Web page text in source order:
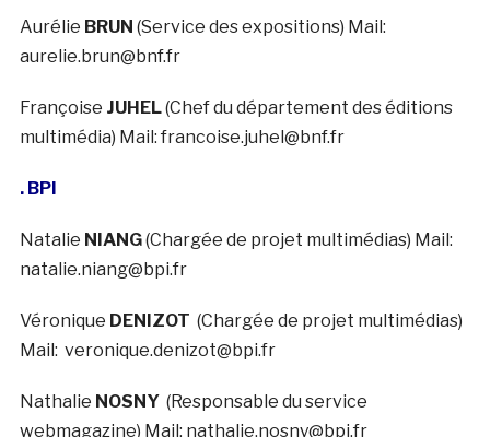
Aurélie BRUN (Service des expositions) Mail:
aurelie.brun@bnf.fr
Françoise JUHEL(Chef du département des éditions
multimédia) Mail: francoise.juhel@bnf.fr
. BPI
Natalie NIANG(Chargée de projet multimédias) Mail:
natalie.niang@bpi.fr
Véronique DENIZOT (Chargée de projet multimédias)
Mail: veronique.denizot@bpi.fr
Nathalie NOSNY(Responsable du service
webmagazine) Mail: nathalie.nosny@bpi.fr